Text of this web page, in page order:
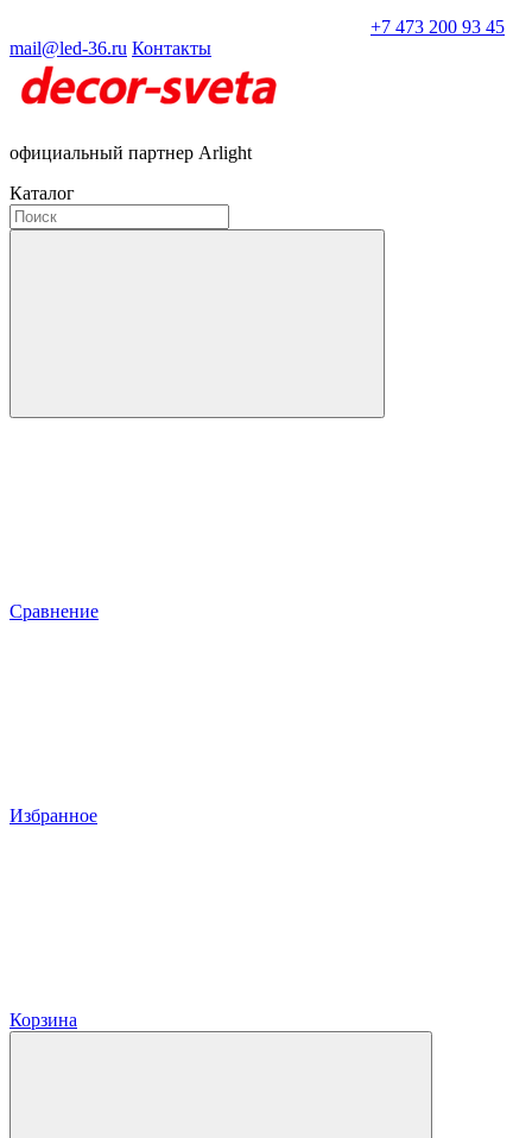
+7 473 200 93 45
mail@led-36.ru Контакты
официальный партнер Arlight
Каталог
Сравнение
Избранное
Корзина